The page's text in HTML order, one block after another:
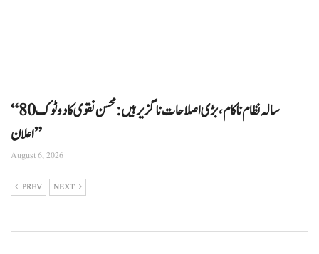
“80 سالہ نظام ناکام، بڑی اصلاحات ناگزیر ہیں: محسن نقوی کا دوٹوک
اعلان”
August 6, 2026
PREV NEXT